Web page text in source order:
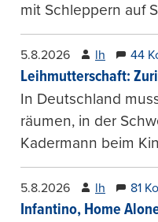
mit Schleppern auf
5.8.2026 lh 44
Leihmutterschaft:
In Deutschland
räumen, in der
Kadermann beim
5.8.2026 lh 81
Infantino, Home